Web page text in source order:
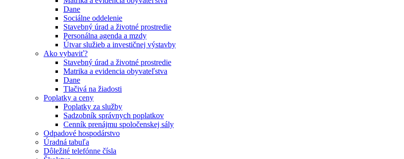
Dane
Sociálne oddelenie
Stavebný úrad a životné prostredie
Personálna agenda a mzdy
Útvar služieb a investičnej výstavby
Ako vybaviť?
Stavebný úrad a životné prostredie
Matrika a evidencia obyvateľstva
Dane
Tlačivá na žiadosti
Poplatky a ceny
Poplatky za služby
Sadzobník správnych poplatkov
Cenník prenájmu spoločenskej sály
Odpadové hospodárstvo
Úradná tabuľa
Dôležité telefónne čísla